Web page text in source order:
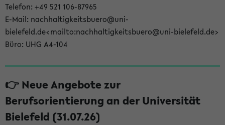
Telefon: +49 521 106-87965
E-Mail: nachhaltigkeitsbuero@uni-
bielefeld.de<mailto:nachhaltigkeitsbuero@uni-bielefeld.de>
Büro: UHG A4-104
👉 Neue Angebote zur
Berufsorientierung an der Universität
Bielefeld (31.07.26)